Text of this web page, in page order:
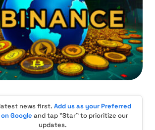
news first. Add us as your Preferred
Google and tap "Star" to prioritize our
updates.